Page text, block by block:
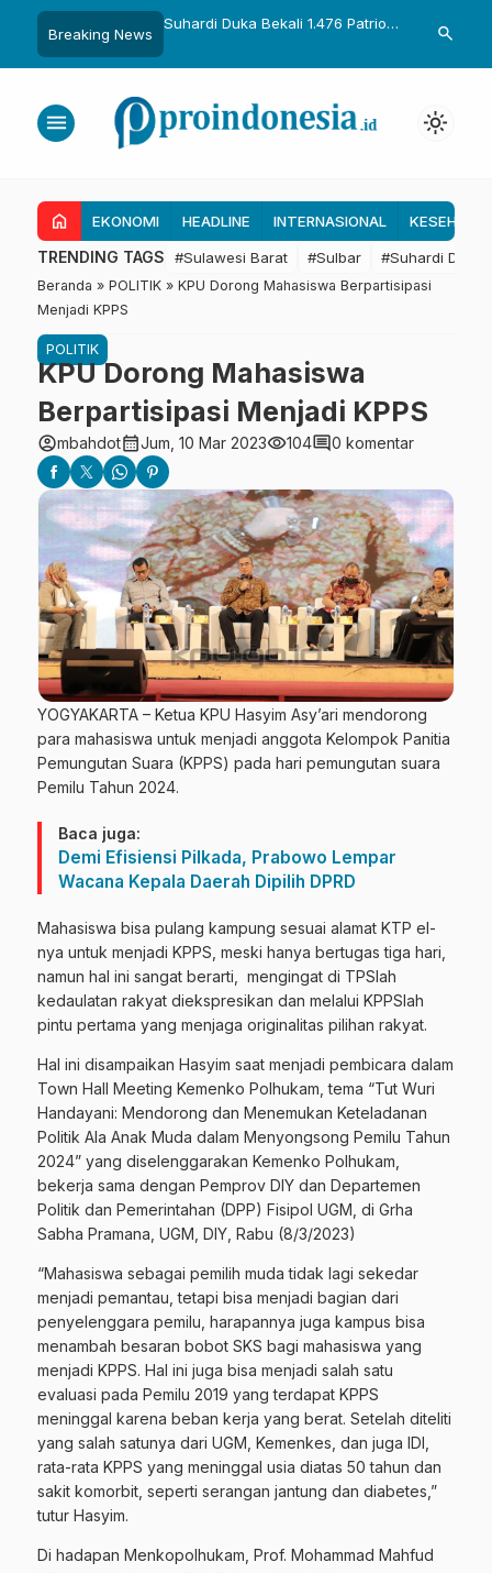
Breaking News
Hasil Riset Jadi
Transmigrasi
Gubernur Sulbar Perkuat
untuk Mendukung Pembangunan
Temui
Kapal 30
search
menu light_mode
home EKONOMI HEADLINE INTERNASIONAL
TRENDING TAGS #Sulawesi Barat #Sulbar #Suhardi Duka
Beranda » POLITIK » KPU Dorong Mahasiswa Berpartisipasi
Menjadi KPPS
POLITIK
KPU Dorong Mahasiswa
Berpartisipasi Menjadi KPPS
account_circlembahdotcalendar_monthJum, 10 Mar 2023visibility104comment0 komentar
YOGYAKARTA – Ketua KPU Hasyim Asy’ari mendorong
para mahasiswa untuk menjadi anggota Kelompok Panitia
Pemungutan Suara (KPPS) pada hari pemungutan suara
Pemilu Tahun 2024.
Baca juga:
Demi Efisiensi Pilkada, Prabowo Lempar
Wacana Kepala Daerah Dipilih DPRD
Mahasiswa bisa pulang kampung sesuai alamat KTP el-
nya untuk menjadi KPPS, meski hanya bertugas tiga hari,
namun hal ini sangat berarti, mengingat di TPSlah
kedaulatan rakyat diekspresikan dan melalui KPPSlah
pintu pertama yang menjaga originalitas pilihan rakyat.
Hal ini disampaikan Hasyim saat menjadi pembicara dalam
Town Hall Meeting Kemenko Polhukam, tema “Tut Wuri
Handayani: Mendorong dan Menemukan Keteladanan
Politik Ala Anak Muda dalam Menyongsong Pemilu Tahun
2024” yang diselenggarakan Kemenko Polhukam,
bekerja sama dengan Pemprov DIY dan Departemen
Politik dan Pemerintahan (DPP) Fisipol UGM, di Grha
Sabha Pramana, UGM, DIY, Rabu (8/3/2023)
“Mahasiswa sebagai pemilih muda tidak lagi sekedar
menjadi pemantau, tetapi bisa menjadi bagian dari
penyelenggara pemilu, harapannya juga kampus bisa
menambah besaran bobot SKS bagi mahasiswa yang
menjadi KPPS. Hal ini juga bisa menjadi salah satu
evaluasi pada Pemilu 2019 yang terdapat KPPS
meninggal karena beban kerja yang berat. Setelah diteliti
yang salah satunya dari UGM, Kemenkes, dan juga IDI,
rata-rata KPPS yang meninggal usia diatas 50 tahun dan
sakit komorbit, seperti serangan jantung dan diabetes,”
tutur Hasyim.
Di hadapan Menkopolhukam, Prof. Mohammad Mahfud